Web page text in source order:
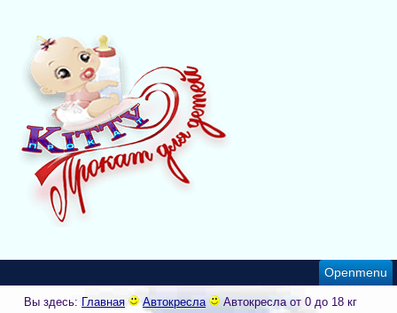
Openmenu
Вы здесь: Главная Автокресла Автокресла от 0 до 18 кг